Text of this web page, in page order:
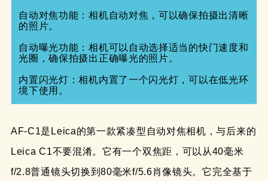
自动对焦功能：相机自动对焦，可以确保拍摄出清晰
的照片。
自动曝光功能：相机可以自动选择适当的快门速度和
光圈，确保拍摄出正确曝光的照片。
内置闪光灯：相机内置了一个闪光灯，可以在低光环
境下使用。
AF-C1是Leica的第一款紧凑型自动对焦相机，与后来的
Leica C1不要混淆。它有一个双焦距，可以从40毫米
f/2.8普通镜头切换到80毫米f/5.6肖像镜头。它完全基于